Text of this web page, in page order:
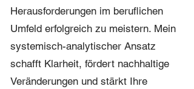
Herausforderungen im beruflichen
Umfeld erfolgreich zu meistern. Mein
systemisch-analytischer Ansatz
schafft Klarheit, fördert nachhaltige
Veränderungen und stärkt Ihre